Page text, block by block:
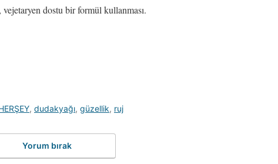
dostu bir formül kullanması.
, dudakyağı, güzellik, ruj
Yorum bırak